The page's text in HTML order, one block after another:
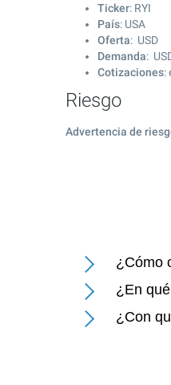
Ticker: RYI
País: USA
Oferta: USD
Demanda:
Cotizaciones:
Riesgo
Advertencia de
¿Cómo
¿En
¿Con